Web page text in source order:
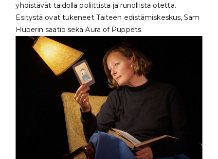
yhdistävät taidolla poliittista ja runollista otetta.
Esitystä ovat tukeneet Taiteen edistämiskeskus, Sam
Huberin säätiö sekä Aura of Puppets.